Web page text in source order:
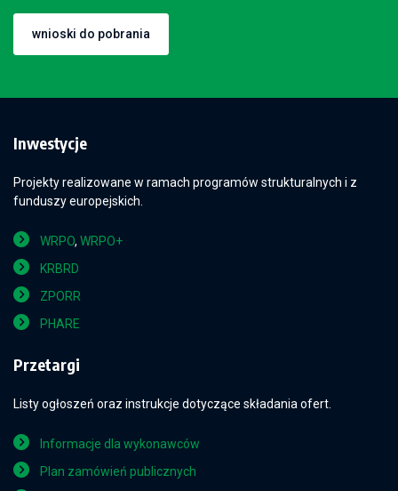
wnioski do pobrania
Inwestycje
Projekty realizowane w ramach programów strukturalnych i z
funduszy europejskich.
WRPO, WRPO+
KRBRD
ZPORR
PHARE
Przetargi
Listy ogłoszeń oraz instrukcje dotyczące składania ofert.
Informacje dla wykonawców
Plan zamówień publicznych